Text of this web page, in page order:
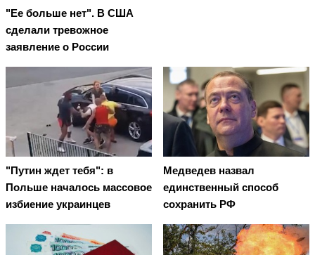
"Ее больше нет". В США
сделали тревожное
заявление о России
"Путин ждет тебя": в
Польше началось массовое
избиение украинцев
Медведев назвал
единственный способ
сохранить РФ